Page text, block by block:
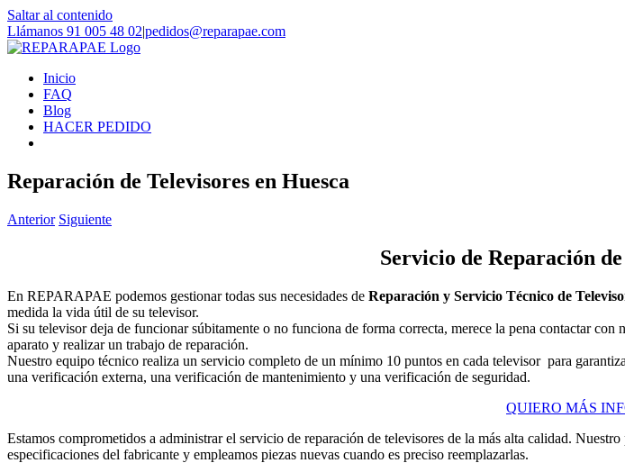
Saltar al contenido
Llámanos 91 005 48 02|pedidos@reparapae.com
Inicio
FAQ
Blog
HACER PEDIDO
Reparación de Televisores en Huesca
Anterior Siguiente
Servicio de Reparación
En REPARAPAE podemos gestionar todas sus necesidades de Reparación y Servicio Técnico de
medida la vida útil de su televisor.
Si su televisor deja de funcionar súbitamente o no funciona de forma correcta, merece la pena contactar
aparato y realizar un trabajo de reparación.
Nuestro equipo técnico realiza un servicio completo de un mínimo 10 puntos en cada televisor para
una verificación externa, una verificación de mantenimiento y una verificación de seguridad.
QUIERO MÁS
Estamos comprometidos a administrar el servicio de reparación de televisores de la más alta calidad.
especificaciones del fabricante y empleamos piezas nuevas cuando es preciso reemplazarlas.